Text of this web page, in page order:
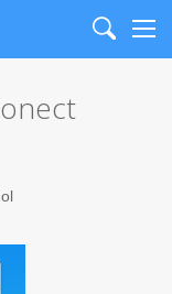
Search